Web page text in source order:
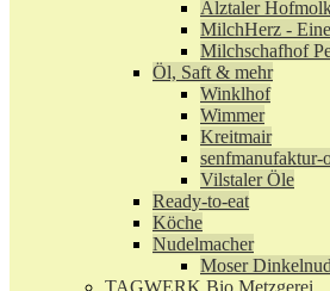
Alztaler
MilchHerz -
Milchschafhof
Öl, Saft & mehr
Winklhof
Wimmer
Kreitmair
senfmanufaktur-
Vilstaler Öle
Ready-to-eat
Köche
Nudelmacher
Moser
TAGWERK Bio Metzgerei